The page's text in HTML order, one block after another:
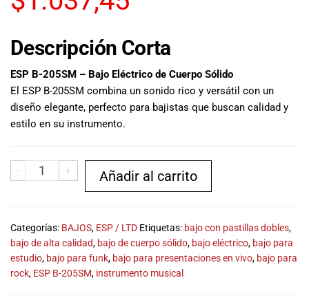
musicales.
de expertos en
música está
aquí para
ayudarte a
encontrar el
instrumento o
adecuado para
ti, y ofrecerte el
mejor servicio
posible.
Además,
ofrecemos
precios
Descripción Corta
ESP B-205SM – Bajo Eléctrico de Cuerpo Sólido
El ESP B-205SM combina un sonido rico y versátil con un
diseño elegante, perfecto para bajistas que buscan calidad y
estilo en su instrumento.
- + Añadir al carrito
Categorías: BAJOS, ESP / LTD Etiquetas: bajo con pastillas dobles,
bajo de alta calidad, bajo de cuerpo sólido, bajo eléctrico, bajo para
estudio, bajo para funk, bajo para presentaciones en vivo, bajo para
rock, ESP B-205SM, instrumento musical